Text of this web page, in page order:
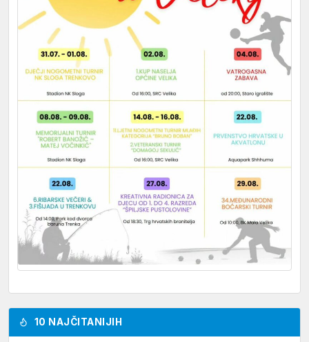
10 NAJČITANIJIH